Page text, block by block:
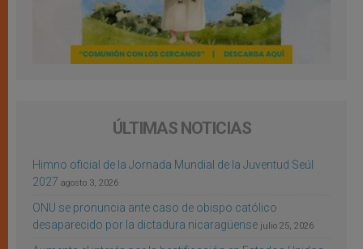
ÚLTIMAS NOTICIAS
Himno oficial de la Jornada Mundial de la Juventud Seúl
2027 agosto 3, 2026
ONU se pronuncia ante caso de obispo católico
desaparecido por la dictadura nicaragüense julio 25, 2026